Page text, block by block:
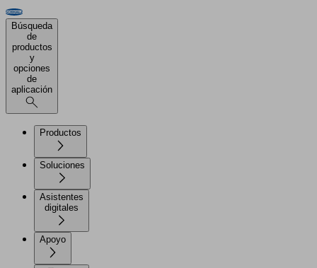
Búsqueda
de
productos
y
opciones
de
aplicación
Productos
Soluciones
Asistentes
Apoyo